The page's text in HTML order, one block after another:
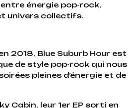
énergie pop-rock,
univers collectifs.
2018, Blue Suburb Hour est
de style pop-rock qui nous
pleines d’énergie et de
Cabin, leur 1er EP sorti en